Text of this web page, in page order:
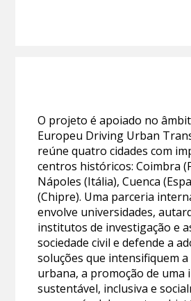
O projeto é apoiado no
Europeu Driving Urban
reúne quatro cidades com
centros históricos: Coimbra
Nápoles (Itália), Cuenca
(Chipre). Uma parceria
envolve universidades,
institutos de investigação e
sociedade civil e defende a
soluções que intensifiquem
urbana, a promoção de uma
sustentável, inclusiva e